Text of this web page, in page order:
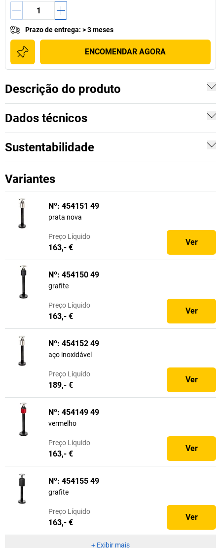
Prazo de entrega: > 3 meses
ENCOMENDAR AGORA
Descrição do produto
Dados técnicos
Sustentabilidade
Variantes
Nº: 454151 49
prata nova
Preço Líquido
163,- €
Ver
Nº: 454150 49
grafite
Preço Líquido
163,- €
Ver
Nº: 454152 49
aço inoxidável
Preço Líquido
189,- €
Ver
Nº: 454149 49
vermelho
Preço Líquido
163,- €
Ver
Nº: 454155 49
grafite
Preço Líquido
163,- €
Ver
+ Exibir mais